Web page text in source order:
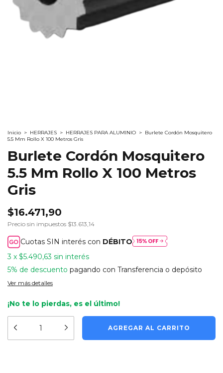
Inicio > HERRAJES > HERRAJES PARA ALUMINIO > Burlete Cordón Mosquitero
5.5 Mm Rollo X 100 Metros Gris
Burlete Cordón Mosquitero
5.5 Mm Rollo X 100 Metros
Gris
$16.471,90
Precio sin impuestos $13.613,14
Cuotas SIN interés con DÉBITO
3 x $5.490,63 sin interés
5% de descuento pagando con Transferencia o depósito
Ver más detalles
¡No te lo pierdas, es el último!